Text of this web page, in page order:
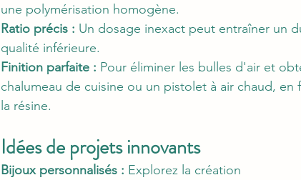
une polymérisation homogène.
Ratio précis : Un dosage inexact peut entraîner un
qualité inférieure.
Finition parfaite : Pour éliminer les bulles d'air et
chalumeau de cuisine ou un pistolet à air chaud,
la résine.
Idées de projets innovants
Bijoux personnalisés : Explorez la création